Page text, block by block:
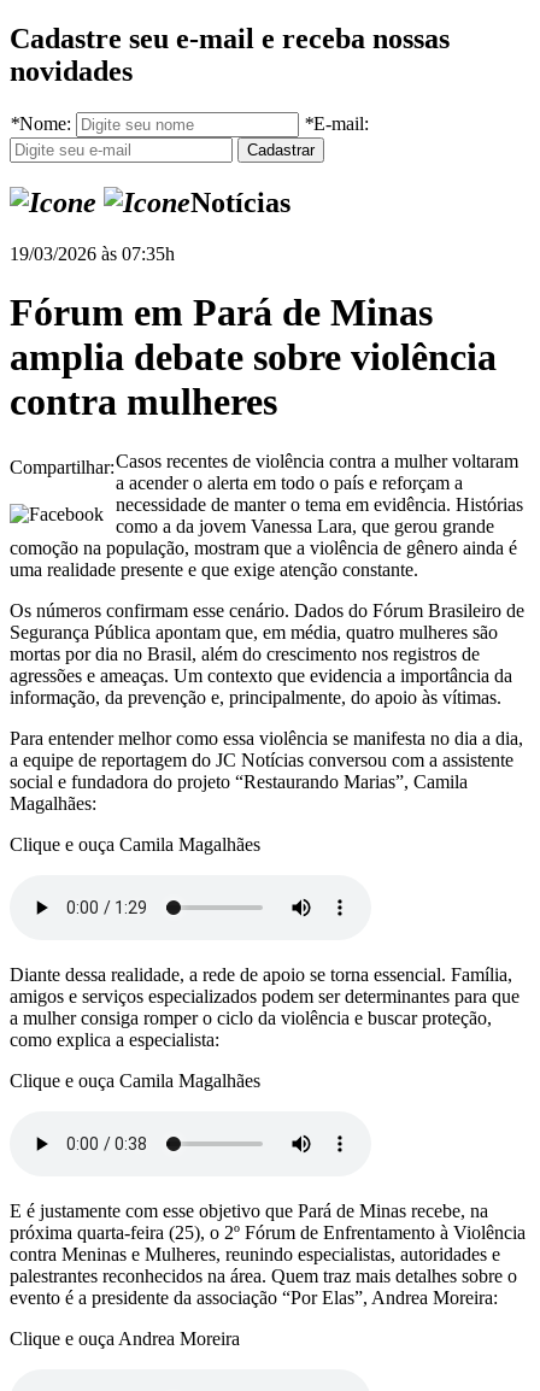
Cadastre seu e-mail e receba nossas
novidades
*Nome: *E-mail:
Notícias
19/03/2026 às 07:35h
Fórum em Pará de Minas
amplia debate sobre violência
contra mulheres
Compartilhar:Casos recentes de violência contra a mulher voltaram
a acender o alerta em todo o país e reforçam a
necessidade de manter o tema em evidência. Histórias
como a da jovem Vanessa Lara, que gerou grande
comoção na população, mostram que a violência de gênero ainda é
uma realidade presente e que exige atenção constante.
Os números confirmam esse cenário. Dados do Fórum Brasileiro de
Segurança Pública apontam que, em média, quatro mulheres são
mortas por dia no Brasil, além do crescimento nos registros de
agressões e ameaças. Um contexto que evidencia a importância da
informação, da prevenção e, principalmente, do apoio às vítimas.
Para entender melhor como essa violência se manifesta no dia a dia,
a equipe de reportagem do JC Notícias conversou com a assistente
social e fundadora do projeto “Restaurando Marias”, Camila
Magalhães:
Clique e ouça Camila Magalhães
Diante dessa realidade, a rede de apoio se torna essencial. Família,
amigos e serviços especializados podem ser determinantes para que
a mulher consiga romper o ciclo da violência e buscar proteção,
como explica a especialista:
Clique e ouça Camila Magalhães
E é justamente com esse objetivo que Pará de Minas recebe, na
próxima quarta-feira (25), o 2º Fórum de Enfrentamento à Violência
contra Meninas e Mulheres, reunindo especialistas, autoridades e
palestrantes reconhecidos na área. Quem traz mais detalhes sobre o
evento é a presidente da associação “Por Elas”, Andrea Moreira:
Clique e ouça Andrea Moreira